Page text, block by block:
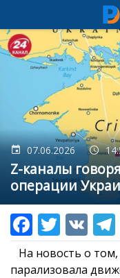
Перейти
к
основному
содержанию
07.06.2026
Z-каналы
операции
На новость о
парализовала